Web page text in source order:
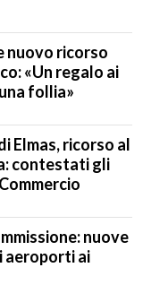
nuovo ricorso
«Un regalo ai
follia»
Elmas, ricorso al
contestati gli
nuove
aeroporti ai